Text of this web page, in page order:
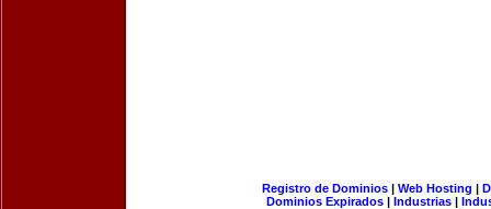
Registro de Dominios| Web Hosting |
Dominios Expirados | Industrias |